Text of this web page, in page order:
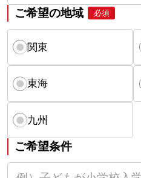
ご希望の地域 必須
関東
東海
九州
ご希望条件